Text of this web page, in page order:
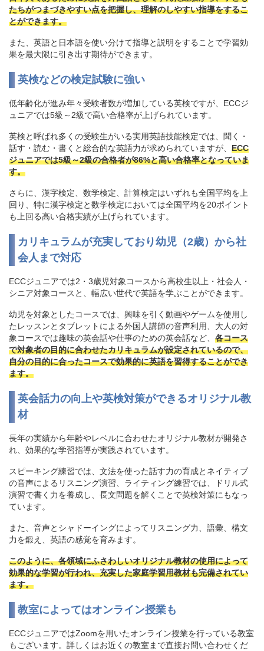
たちがつまづきやすい点を把握し、理解のしやすい指導をするこ
とができます。
また、英語と日本語を使い分けて指導と説明をすることで学習効
果を最大限に引き出す期待ができます。
英検などの検定試験に強い
低年齢化が進み年々受験者数が増加している英検ですが、ECCジ
ュニアでは5級～2級で高い合格率が上げられています。
英検と呼ばれ多くの受験生がいる実用英語技能検定では、聞く・
話す・読む・書くと総合的な英語力が求められていますが、 ECC
ジュニアでは5級～2級の合格者が86%と高い合格率となっていま
す。
さらに、漢字検定、数学検定、計算検定はいずれも全国平均を上
回り、特に漢字検定と数学検定においては全国平均を20ポイント
も上回る高い合格実績が上げられています。
カリキュラムが充実しており幼児（2歳）から社
会人まで対応
ECCジュニアでは2・3歳児対象コースから高校生以上・社会人・
シニア対象コースと、幅広い世代で英語を学ぶことができます。
幼児を対象としたコースでは、興味を引く動画やゲームを使用し
たレッスンとタブレットによる外国人講師の音声利用、大人の対
象コースでは趣味の英会話や仕事のための英会話など、 各コース
で対象者の目的に合わせたカリキュラムが設定されているので、
自分の目的に合ったコースで効果的に英語を習得することができ
ます。
英会話力の向上や英検対策ができるオリジナル教
材
長年の実績から年齢やレベルに合わせたオリジナル教材が開発さ
れ、効果的な学習指導が実践されています。
スピーキング練習では、文法を使った話す力の育成とネイティブ
の音声によるリスニング演習、ライティング練習では、ドリル式
演習で書く力を養成し、長文問題を解くことで英検対策にもなっ
ています。
また、音声とシャドーイングによってリスニング力、語彙、構文
力を鍛え、英語の感覚を育みます。
このように、各領域にふさわしいオリジナル教材の使用によって
効果的な学習が行われ、充実した家庭学習用教材も完備されてい
ます。
教室によってはオンライン授業も
ECCジュニアではZoomを用いたオンライン授業を行っている教室
もございます。詳しくはお近くの教室まで直接お問い合わせくだ